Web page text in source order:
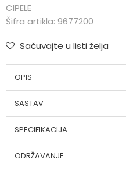
CIPELE
Šifra artikla: 9677200
Sačuvajte u listi želja
OPIS
SASTAV
SPECIFIKACIJA
ODRŽAVANJE